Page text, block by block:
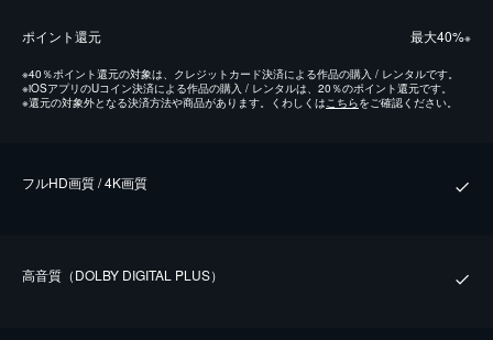
ポイント還元 最⼤40%※
※40％ポイント還元の対象は、クレジットカード決済による作品の購入 / レンタルです。
※iOSアプリのUコイン決済による作品の購入 / レンタルは、20％のポイント還元です。
※還元の対象外となる決済方法や商品があります。くわしくはこちらをご確認ください。
フルHD画質 / 4K画質
⾼⾳質（DOLBY DIGITAL PLUS）